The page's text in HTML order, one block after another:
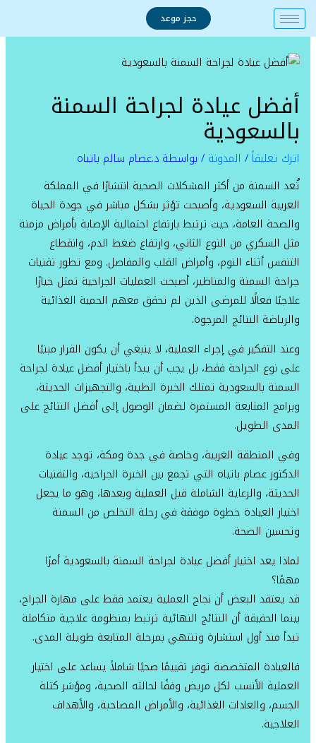
تخطي
إلى
حجز موعد
أفضل عيادة لجراحة السمنة
بالسعودية
اترك تعليقاً/ المدونة / بواسطة د.عصام سالم باتياه
تُعد السمنة من أكثر المشكلات الصحية انتشارًا في المملكة
العربية السعودية، وأصبحت تؤثر بشكل مباشر في جودة الحياة
والصحة العامة، حيث ترتبط بارتفاع احتمالية الإصابة بأمراض مزمنة
مثل السكري من النوع الثاني، وارتفاع ضغط الدم، وانقطاع
التنفس أثناء النوم، وأمراض القلب والمفاصل. ومع تطور تقنيات
جراحة السمنة والمناظير، أصبحت العمليات الجراحية تمثل خيارًا
علاجيًا فعالًا للمرضى الذين لم تحقق معهم الحمية الغذائية
والرياضة النتائج المرجوة.
وعند التفكير في إجراء العملية، لا ينبغي أن يكون القرار مبنيًا
على نوع الجراحة فقط، بل يجب أن يبدأ باختيار أفضل عيادة لجراحة
السمنة بالسعودية تمتلك الخبرة الطبية، والتجهيزات الحديثة،
وبرامج المتابعة المستمرة لضمان الوصول إلى أفضل النتائج على
المدى الطويل.
وفي المنطقة الغربية، وخاصة في جدة ومكة، توجد عيادة
الدكتور عصام باتياه التي تجمع بين الخبرة الجراحية، والتقنيات
الحديثة، والرعاية الشاملة قبل العملية وبعدها، وهو ما يجعل
اختيار العيادة خطوة موفقة في رحلة التخلص من السمنة
وتحسين الصحة.
لماذا يعد اختيار أفضل عيادة لجراحة السمنة بالسعودية أمرًا
مهمًا؟
قد يعتقد البعض أن نجاح العملية يعتمد فقط على مهارة الجراح،
بينما الحقيقة أن النتائج النهائية ترتبط بمنظومة علاجية متكاملة
تبدأ منذ أول استشارة وتنتهي بمرحلة المتابعة طويلة المدى.
فالعيادة المتخصصة توفر تقييمًا صحيًا شاملاً يساعد على اختيار
العملية الأنسب لكل مريض وفقًا لحالته الصحية، ومؤشر كتلة
الجسم، والعادات الغذائية، والأمراض المصاحبة، والأهداف
العلاجية.